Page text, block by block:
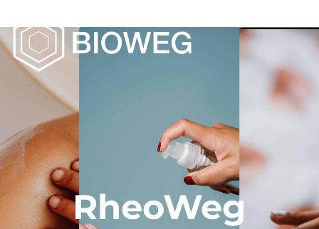
RheoWeg